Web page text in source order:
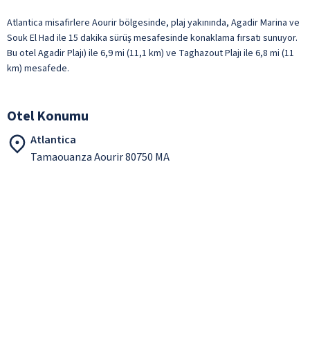
Atlantica misafirlere Aourir bölgesinde, plaj yakınında, Agadir Marina ve
Souk El Had ile 15 dakika sürüş mesafesinde konaklama fırsatı sunuyor.
Bu otel Agadir Plajı) ile 6,9 mi (11,1 km) ve Taghazout Plajı ile 6,8 mi (11
km) mesafede.
Otel Konumu
Atlantica
Tamaouanza Aourir 80750 MA